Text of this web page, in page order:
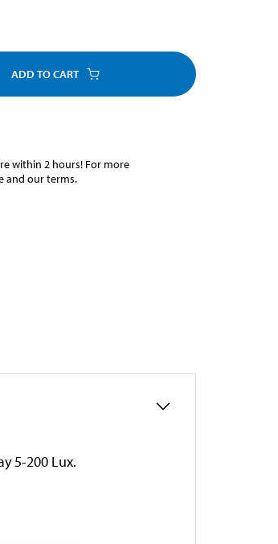
ADD TO CART
within 2 hours! For more
and our terms.
5-200 Lux.